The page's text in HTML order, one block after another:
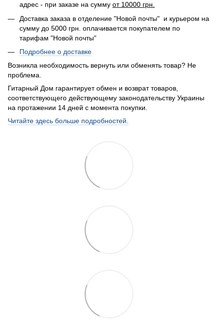
адрес - при заказе на сумму от 10000 грн.
Доставка заказа в отделение "Новой почты" и курьером на
сумму до 5000 грн. оплачивается покупателем по
тарифам "Новой почты"
Подробнее о доставке
Возникла необходимость вернуть или обменять товар? Не
проблема.
Гитарный Дом гарантирует обмен и возврат товаров,
соответствующего действующему законодательству Украины
на протажении 14 дней с момента покупки.
Читайте здесь больше подробностей.